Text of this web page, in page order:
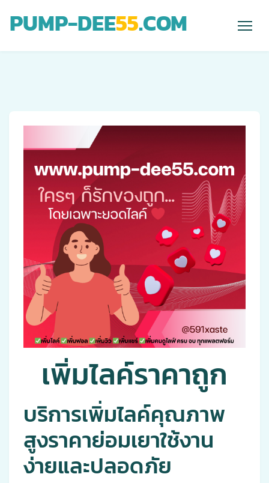
PUMP-DEE55.COM
เพิ่มไลค์ราคาถูก
บริการเพิ่มไลค์คุณภาพ
สูงราคาย่อมเยาใช้งาน
ง่ายและปลอดภัย